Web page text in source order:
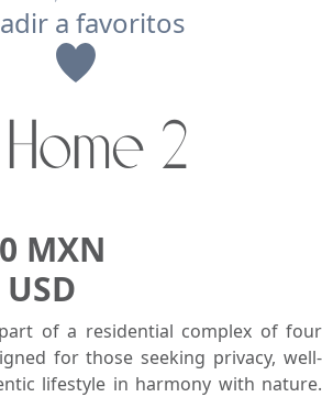
usando:
a favoritos
2
MXN
of a residential complex of four
for those seeking privacy, well-
lifestyle in harmony with nature.